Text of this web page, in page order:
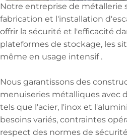
Notre entreprise de métallerie
fabrication et l'installation
offrir la sécurité et l'efficacité
plateformes de stockage, les
même en usage intensif .
Nous garantissons des
menuiseries métalliques avec
tels que l'acier, l'inox et
besoins variés, contraintes
respect des normes de